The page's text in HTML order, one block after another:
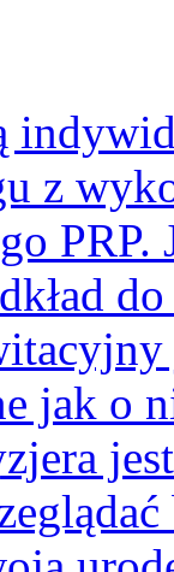
z
PRP.
jak o